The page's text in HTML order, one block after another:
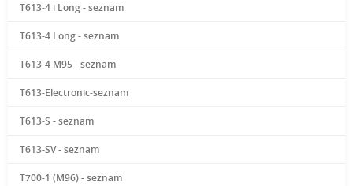
T613-4 i Long - seznam
T613-4 Long - seznam
T613-4 M95 - seznam
T613-Electronic-seznam
T613-S - seznam
T613-SV - seznam
T700-1 (M96) - seznam